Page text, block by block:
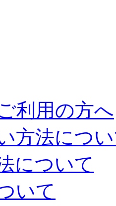
利用の方へ
方法につ
について
いて